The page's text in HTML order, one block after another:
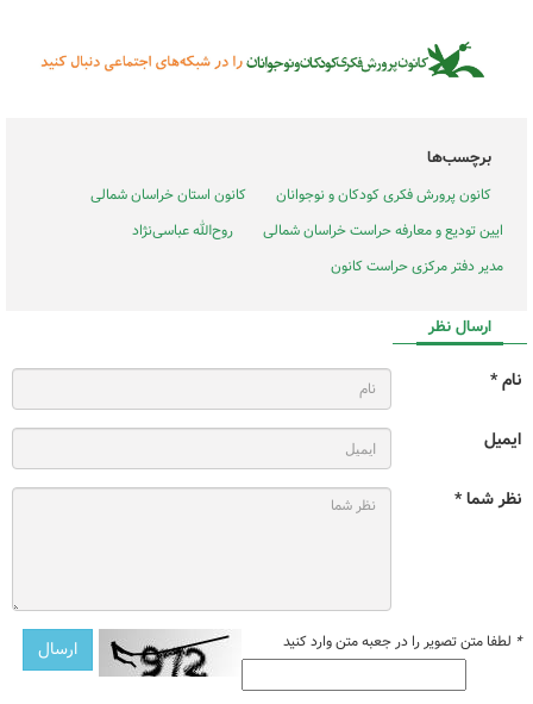
برچسب‌ها
کانون پرورش فکری کودکان و نوجوانان
کانون استان خراسان شمالی
ایین تودیع و معارفه حراست خراسان شمالی
روح‌الله عباسی‌نژاد
مدیر دفتر مرکزی حراست کانون
ارسال نظر
نام *
ایمیل
نظر شما *
* لطفا متن تصویر را در جعبه متن وارد کنید